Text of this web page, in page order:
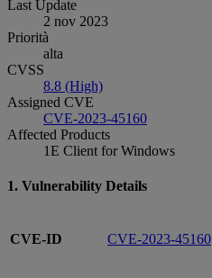
Last Update
2 nov 2023
Priorità
alta
CVSS
8.8 (High)
Assigned CVE
CVE-2023-45160
Affected Products
1E Client for Windows
1. Vulnerability Details
CVE-ID CVE-2023-45160